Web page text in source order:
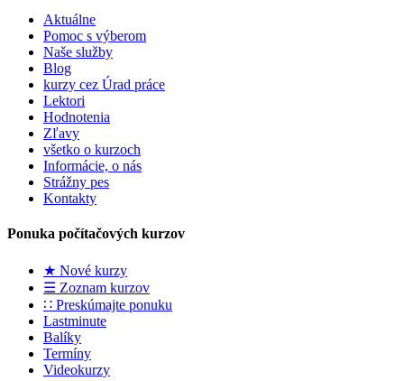
Aktuálne
Pomoc s výberom
Naše služby
Blog
kurzy cez Úrad práce
Lektori
Hodnotenia
Zľavy
všetko o kurzoch
Informácie, o nás
Strážny pes
Kontakty
Ponuka počítačových kurzov
★ Nové kurzy
☰ Zoznam kurzov
∷ Preskúmajte ponuku
Lastminute
Balíky
Termíny
Videokurzy